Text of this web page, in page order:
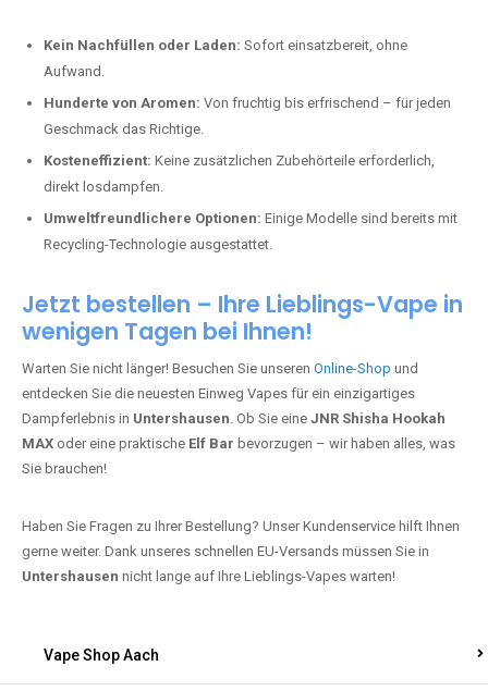
Kein Nachfüllen oder Laden: Sofort einsatzbereit, ohne
Aufwand.
Hunderte von Aromen: Von fruchtig bis erfrischend – für jeden
Geschmack das Richtige.
Kosteneffizient: Keine zusätzlichen Zubehörteile erforderlich,
direkt losdampfen.
Umweltfreundlichere Optionen: Einige Modelle sind bereits mit
Recycling-Technologie ausgestattet.
Jetzt bestellen – Ihre Lieblings-Vape in
wenigen Tagen bei Ihnen!
Warten Sie nicht länger! Besuchen Sie unseren Online-Shop und
entdecken Sie die neuesten Einweg Vapes für ein einzigartiges
Dampferlebnis in Untershausen. Ob Sie eine JNR Shisha Hookah
MAX oder eine praktische Elf Bar bevorzugen – wir haben alles, was
Sie brauchen!
Haben Sie Fragen zu Ihrer Bestellung? Unser Kundenservice hilft Ihnen
gerne weiter. Dank unseres schnellen EU-Versands müssen Sie in
Untershausen nicht lange auf Ihre Lieblings-Vapes warten!
Vape Shop Aach